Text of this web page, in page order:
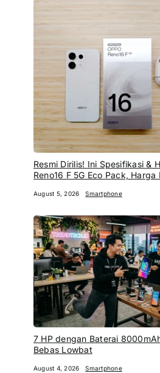
Resmi Dirilis! Ini Spesifikasi &
Reno16 F 5G Eco Pack,
August 5, 2026 Smartphone
7 HP dengan Baterai
Bebas Lowbat
August 4, 2026 Smartphone